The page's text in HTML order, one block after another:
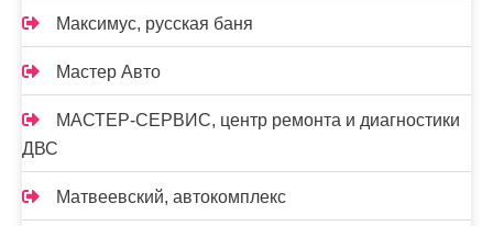
Максимус, русская баня
Мастер Авто
МАСТЕР-СЕРВИС, центр ремонта и диагностики
ДВС
Матвеевский, автокомплекс